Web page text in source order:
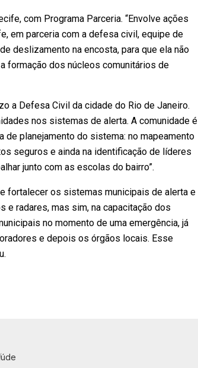
com Programa Parceria. “Envolve ações
em parceria com a defesa civil, equipe de
deslizamento na encosta, para que ela não
formação dos núcleos comunitários de
a Defesa Civil da cidade do Rio de Janeiro.
nos sistemas de alerta. A comunidade é
de planejamento do sistema: no mapeamento
seguros e ainda na identificação de líderes
junto com as escolas do bairro”.
fortalecer os sistemas municipais de alerta e
e radares, mas sim, na capacitação dos
no momento de uma emergência, já
e depois os órgãos locais. Esse